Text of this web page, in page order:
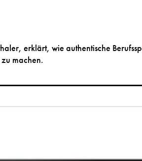
erklärt, wie authentische
machen.